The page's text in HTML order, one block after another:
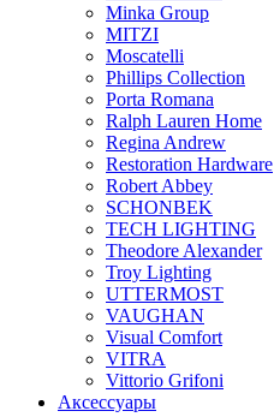
Minka Group
MITZI
Moscatelli
Phillips Collection
Porta Romana
Ralph Lauren Home
Regina Andrew
Restoration Hardware
Robert Abbey
SCHONBEK
TECH LIGHTING
Theodore Alexander
Troy Lighting
UTTERMOST
VAUGHAN
Visual Comfort
VITRA
Vittorio Grifoni
Аксессуары